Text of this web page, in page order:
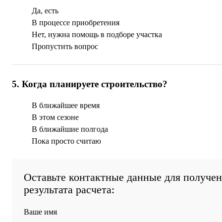
Да, есть
В процессе приобретения
Нет, нужна помощь в подборе участка
Пропустить вопрос
5. Когда планируете строительство?
В ближайшее время
В этом сезоне
В ближайшие полгода
Пока просто считаю
Оставьте контактные данные для
результата расчета:
Ваше имя